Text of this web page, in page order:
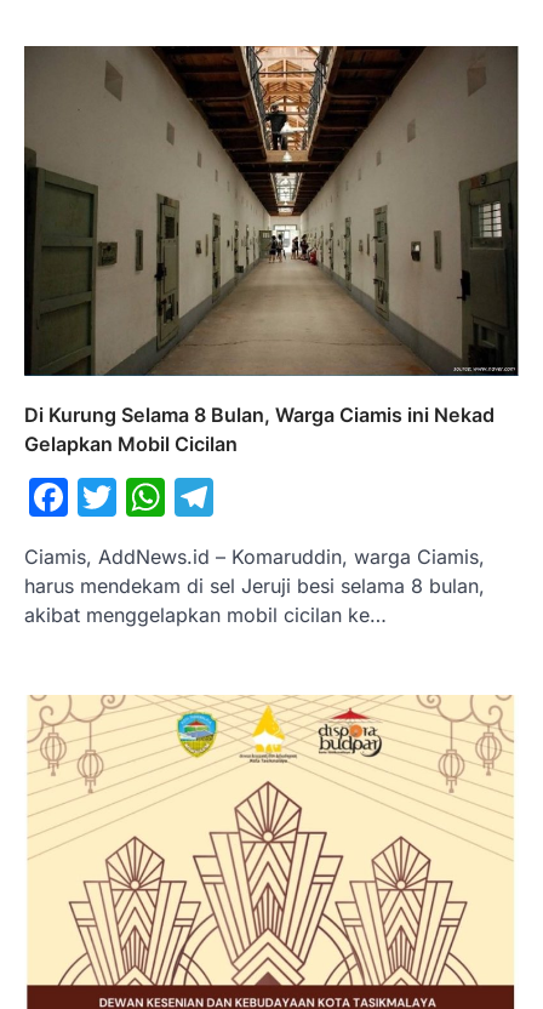
Di Kurung Selama 8 Bulan, Warga Ciamis ini Nekad
Gelapkan Mobil Cicilan
Facebook
TwitterWhatsApp
Ciamis, AddNews.id – Komaruddin, warga Ciamis,
harus mendekam di sel Jeruji besi selama 8 bulan,
akibat menggelapkan mobil cicilan ke…